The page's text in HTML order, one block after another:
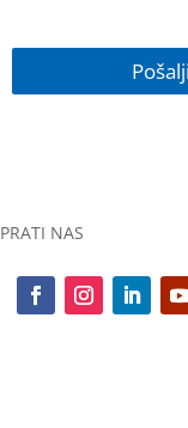
PRATI NAS